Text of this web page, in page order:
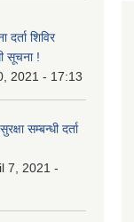
शिविर
सूचना !
2021 - 17:13
सम्बन्धी दर्ता
7, 2021 -